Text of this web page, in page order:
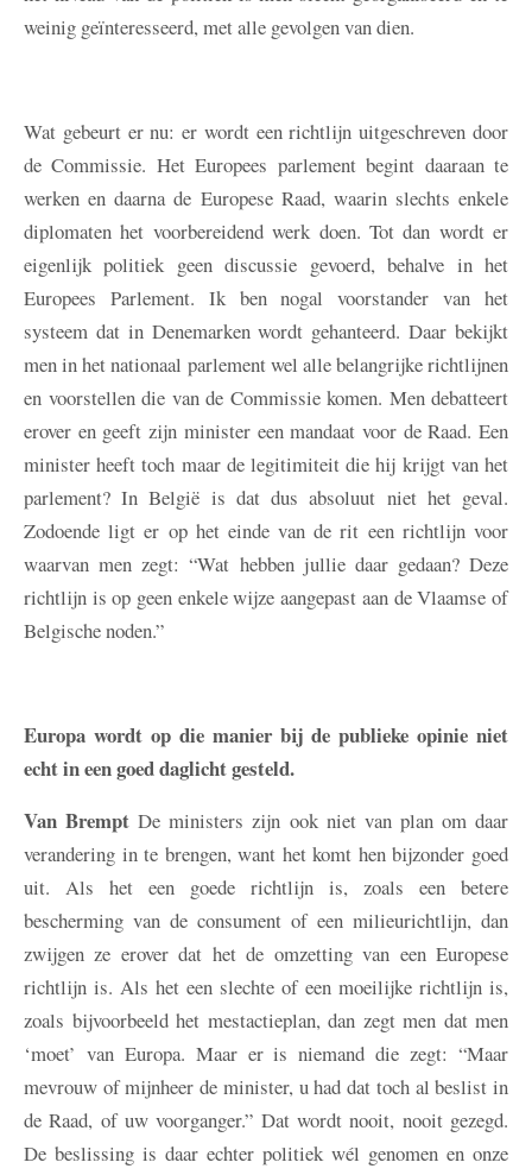
weinig geïnteresseerd, met alle gevolgen van dien.
Wat gebeurt er nu: er wordt een richtlijn uitgeschreven door
de Commissie. Het Europees parlement begint daaraan te
werken en daarna de Europese Raad, waarin slechts enkele
diplomaten het voorbereidend werk doen. Tot dan wordt er
eigenlijk politiek geen discussie gevoerd, behalve in het
Europees Parlement. Ik ben nogal voorstander van het
systeem dat in Denemarken wordt gehanteerd. Daar bekijkt
men in het nationaal parlement wel alle belangrijke richtlijnen
en voorstellen die van de Commissie komen. Men debatteert
erover en geeft zijn minister een mandaat voor de Raad. Een
minister heeft toch maar de legitimiteit die hij krijgt van het
parlement? In België is dat dus absoluut niet het geval.
Zodoende ligt er op het einde van de rit een richtlijn voor
waarvan men zegt: “Wat hebben jullie daar gedaan? Deze
richtlijn is op geen enkele wijze aangepast aan de Vlaamse of
Belgische noden.”
Europa wordt op die manier bij de publieke opinie niet
echt in een goed daglicht gesteld.
Van Brempt De ministers zijn ook niet van plan om daar
verandering in te brengen, want het komt hen bijzonder goed
uit. Als het een goede richtlijn is, zoals een betere
bescherming van de consument of een milieurichtlijn, dan
zwijgen ze erover dat het de omzetting van een Europese
richtlijn is. Als het een slechte of een moeilijke richtlijn is,
zoals bijvoorbeeld het mestactieplan, dan zegt men dat men
‘moet’ van Europa. Maar er is niemand die zegt: “Maar
mevrouw of mijnheer de minister, u had dat toch al beslist in
de Raad, of uw voorganger.” Dat wordt nooit, nooit gezegd.
De beslissing is daar echter politiek wél genomen en onze